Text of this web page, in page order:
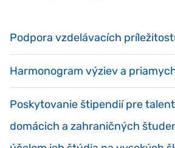
Podpora vzdelávacích
Harmonogram výziev a
Poskytovanie štipendií pre
domácich a zahraničných